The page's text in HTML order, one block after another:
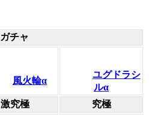
ガチャ
風火輪α
ユグドラシ
ルα
激究極 究極